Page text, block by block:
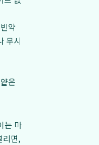
약
무시
은
는 마
리면,